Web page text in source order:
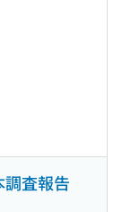
調査報告